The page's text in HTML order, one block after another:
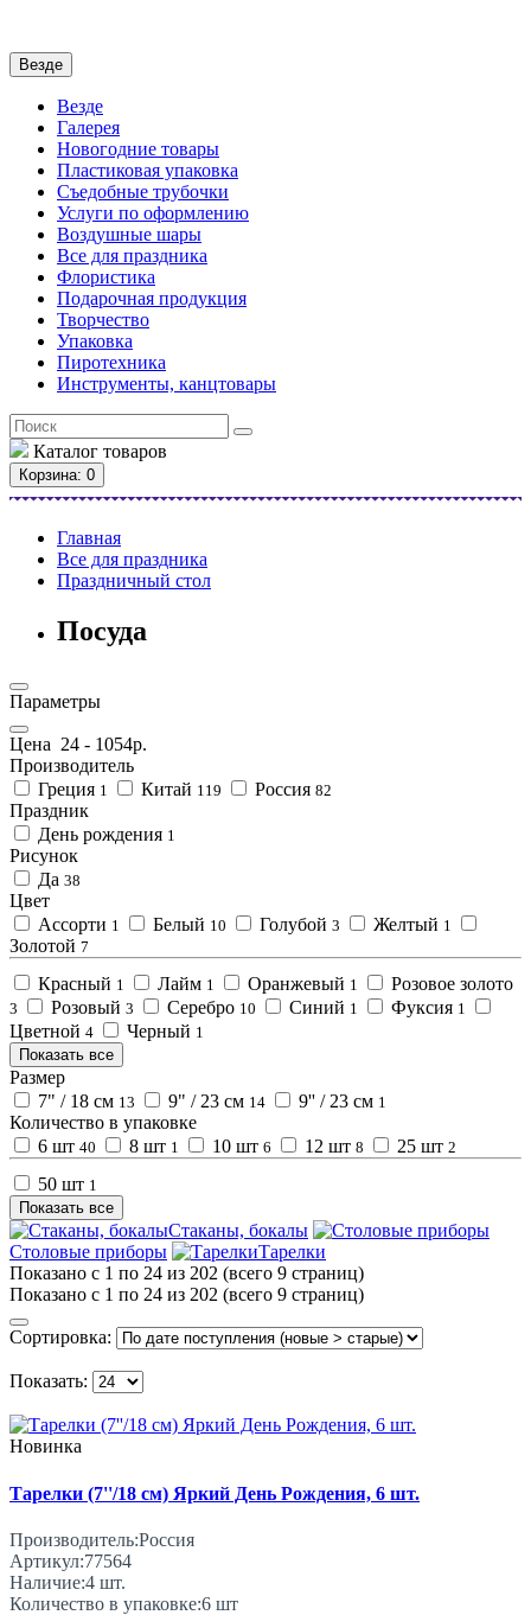
Везде
Везде
Галерея
Новогодние товары
Пластиковая упаковка
Съедобные трубочки
Услуги по оформлению
Воздушные шары
Все для праздника
Флористика
Подарочная продукция
Творчество
Упаковка
Пиротехника
Инструменты, канцтовары
Каталог товаров
Корзина: 0
Главная
Все для праздника
Праздничный стол
Посуда
Параметры
Цена 24 - 1054р.
Производитель
Греция 1 Китай 119 Россия 82
Праздник
День рождения 1
Рисунок
Да 38
Цвет
Ассорти 1 Белый 10 Голубой 3 Желтый 1
Золотой 7
Красный 1 Лайм 1 Оранжевый 1 Розовое золото
3 Розовый 3 Серебро 10 Синий 1 Фуксия 1
Цветной 4 Черный 1
Показать все
Размер
7" / 18 см 13 9" / 23 см 14 9'' / 23 см 1
Количество в упаковке
6 шт 40 8 шт 1 10 шт 6 12 шт 8 25 шт 2
50 шт 1
Показать все
Стаканы, бокалы
Столовые приборы
Тарелки
Показано с 1 по 24 из 202 (всего 9 страниц)
Показано с 1 по 24 из 202 (всего 9 страниц)
Сортировка:
Показать:
Новинка
Тарелки (7''/18 см) Яркий День Рождения, 6 шт.
Производитель:Россия
Артикул:77564
Наличие:4 шт.
Количество в упаковке:6 шт